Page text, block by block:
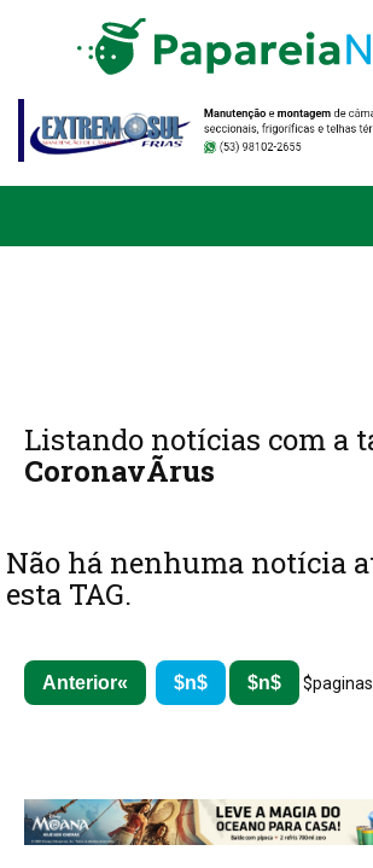
Listando notícias com a
CoronavÃ­rus
Não há nenhuma notícia
esta TAG.
Anterior $n$ $n$